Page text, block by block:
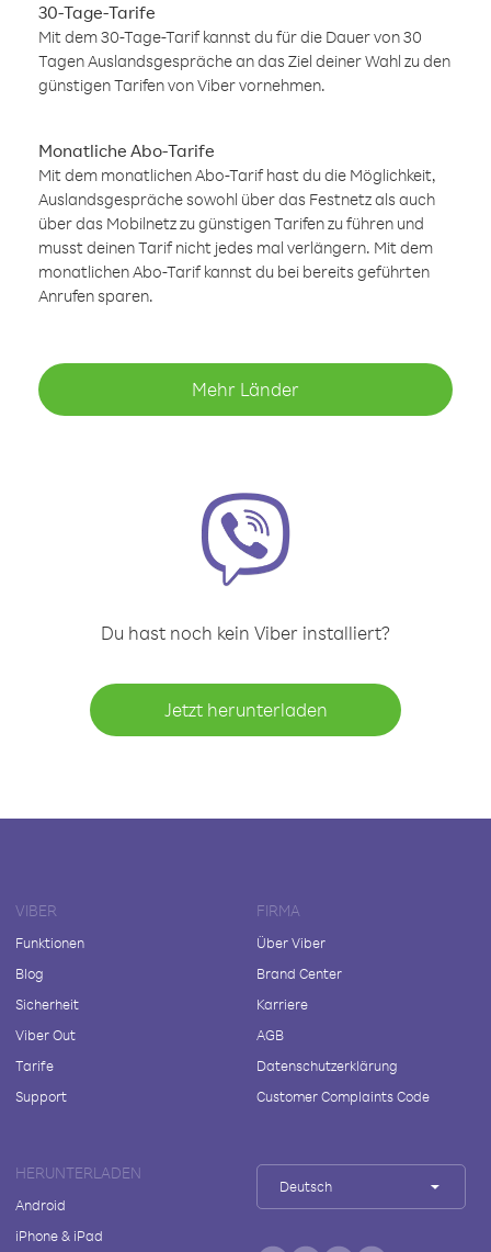
30-Tage-Tarife
Mit dem 30-Tage-Tarif kannst du für die Dauer von 30
Tagen Auslandsgespräche an das Ziel deiner Wahl zu den
günstigen Tarifen von Viber vornehmen.
Monatliche Abo-Tarife
Mit dem monatlichen Abo-Tarif hast du die Möglichkeit,
Auslandsgespräche sowohl über das Festnetz als auch
über das Mobilnetz zu günstigen Tarifen zu führen und
musst deinen Tarif nicht jedes mal verlängern. Mit dem
monatlichen Abo-Tarif kannst du bei bereits geführten
Anrufen sparen.
Mehr Länder
Du hast noch kein Viber installiert?
Jetzt herunterladen
VIBER
Funktionen
Blog
Sicherheit
Viber Out
Tarife
Support
FIRMA
Über Viber
Brand Center
Karriere
AGB
Datenschutzerklärung
Customer Complaints Code
HERUNTERLADEN
Android
iPhone & iPad
Deutsch